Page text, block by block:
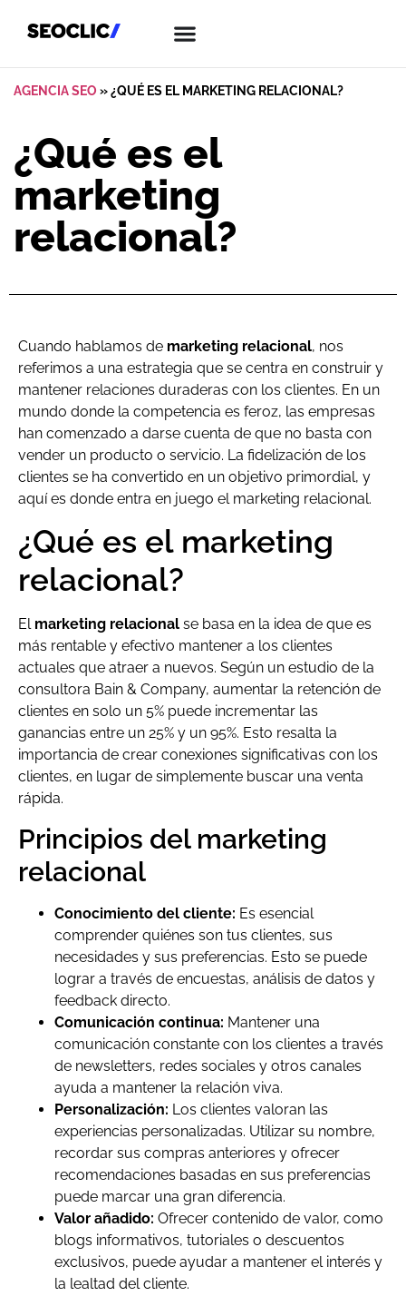
AGENCIA SEO»¿QUÉ ES EL MARKETING RELACIONAL?
¿Qué es el
marketing
relacional?
Cuando hablamos de marketing relacional, nos
referimos a una estrategia que se centra en construir y
mantener relaciones duraderas con los clientes. En un
mundo donde la competencia es feroz, las empresas
han comenzado a darse cuenta de que no basta con
vender un producto o servicio. La fidelización de los
clientes se ha convertido en un objetivo primordial, y
aquí es donde entra en juego el marketing relacional.
¿Qué es el marketing
relacional?
El marketing relacional se basa en la idea de que es
más rentable y efectivo mantener a los clientes
actuales que atraer a nuevos. Según un estudio de la
consultora Bain & Company, aumentar la retención de
clientes en solo un 5% puede incrementar las
ganancias entre un 25% y un 95%. Esto resalta la
importancia de crear conexiones significativas con los
clientes, en lugar de simplemente buscar una venta
rápida.
Principios del marketing
relacional
Conocimiento del cliente: Es esencial
comprender quiénes son tus clientes, sus
necesidades y sus preferencias. Esto se puede
lograr a través de encuestas, análisis de datos y
feedback directo.
Comunicación continua: Mantener una
comunicación constante con los clientes a través
de newsletters, redes sociales y otros canales
ayuda a mantener la relación viva.
Personalización: Los clientes valoran las
experiencias personalizadas. Utilizar su nombre,
recordar sus compras anteriores y ofrecer
recomendaciones basadas en sus preferencias
puede marcar una gran diferencia.
Valor añadido: Ofrecer contenido de valor, como
blogs informativos, tutoriales o descuentos
exclusivos, puede ayudar a mantener el interés y
la lealtad del cliente.